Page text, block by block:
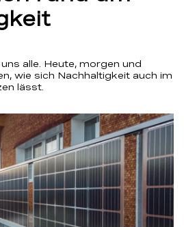
alle. Heute, morgen und
wie sich Nachhaltigkeit auch im
lässt.